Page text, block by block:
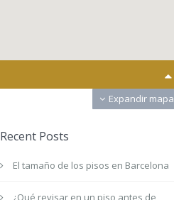
Expandir mapa
Todas las areas
Dormitorios
Recent Posts
El tamaño de los pisos en Barcelona
¿Qué revisar en un piso antes de